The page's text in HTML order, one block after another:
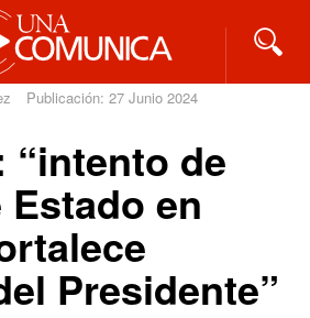
Publicación: 27 Junio 2024
“intento de
en
Presidente”